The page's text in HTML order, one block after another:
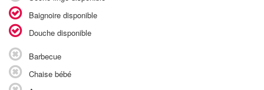
Baignoire disponible
Douche disponible
Barbecue
Chaise bébé